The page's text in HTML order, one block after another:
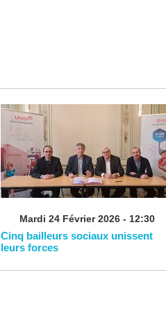
Mardi 24 Février 2026 - 12:30
Cinq bailleurs sociaux unissent
leurs forces